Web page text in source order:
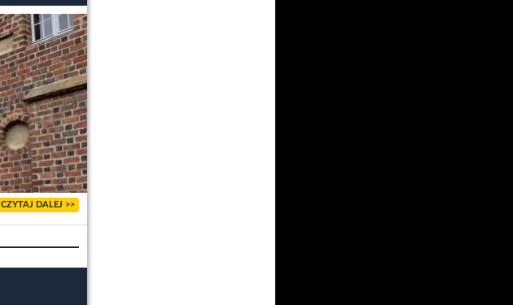
CZYTAJ DALEJ >>